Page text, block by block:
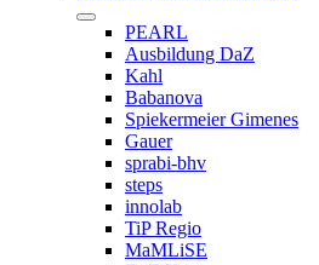
PEARL
Ausbildung DaZ
Kahl
Babanova
Spiekermeier Gimenes
Gauer
sprabi-bhv
steps
innolab
TiP Regio
MaMLiSE